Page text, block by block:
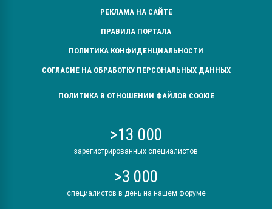
РЕКЛАМА НА САЙТЕ
ПРАВИЛА ПОРТАЛА
ПОЛИТИКА КОНФИДЕНЦИАЛЬНОСТИ
СОГЛАСИЕ НА ОБРАБОТКУ ПЕРСОНАЛЬНЫХ ДАННЫХ
ПОЛИТИКА В ОТНОШЕНИИ ФАЙЛОВ COOKIE
>13 000
зарегистрированных специалистов
>3 000
специалистов в день на нашем форуме